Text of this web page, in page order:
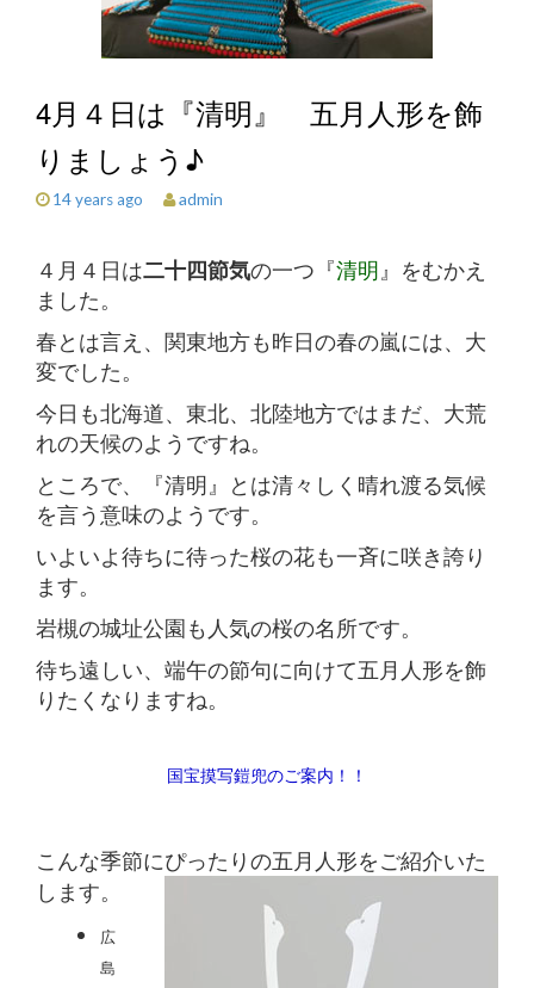
4月４日は『清明』 五月人形を飾
りましょう♪
14 years ago admin
４月４日は二十四節気の一つ『清明』をむかえ
ました。
春とは言え、関東地方も昨日の春の嵐には、大
変でした。
今日も北海道、東北、北陸地方ではまだ、大荒
れの天候のようですね。
ところで、『清明』とは清々しく晴れ渡る気候
を言う意味のようです。
いよいよ待ちに待った桜の花も一斉に咲き誇り
ます。
岩槻の城址公園も人気の桜の名所です。
待ち遠しい、端午の節句に向けて五月人形を飾
りたくなりますね。
国宝摸写鎧兜のご案内！！
こんな季節にぴったりの五月人形をご紹介いた
します。
広
島